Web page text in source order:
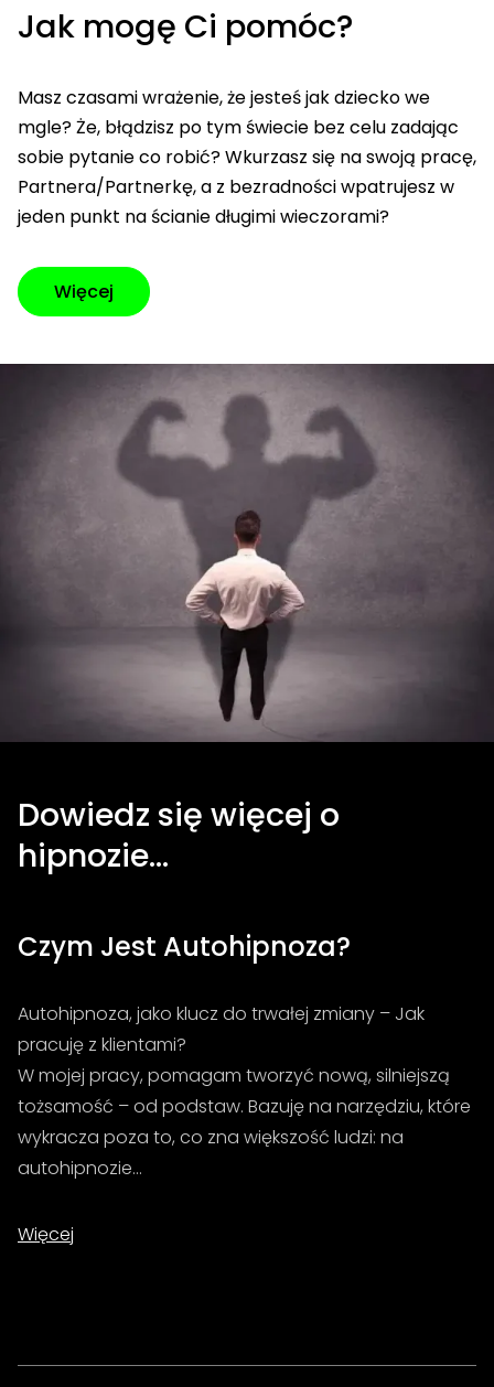
Jak mogę Ci pomóc?
Masz czasami wrażenie, że jesteś jak dziecko we
mgle? Że, błądzisz po tym świecie bez celu zadając
sobie pytanie co robić? Wkurzasz się na swoją pracę,
Partnera/Partnerkę, a z bezradności wpatrujesz w
jeden punkt na ścianie długimi wieczorami?
Więcej
Dowiedz się więcej o
hipnozie…
Czym Jest Autohipnoza?
Autohipnoza, jako klucz do trwałej zmiany – Jak
pracuję z klientami?
W mojej pracy, pomagam tworzyć nową, silniejszą
tożsamość – od podstaw. Bazuję na narzędziu, które
wykracza poza to, co zna większość ludzi: na
autohipnozie…
Więcej